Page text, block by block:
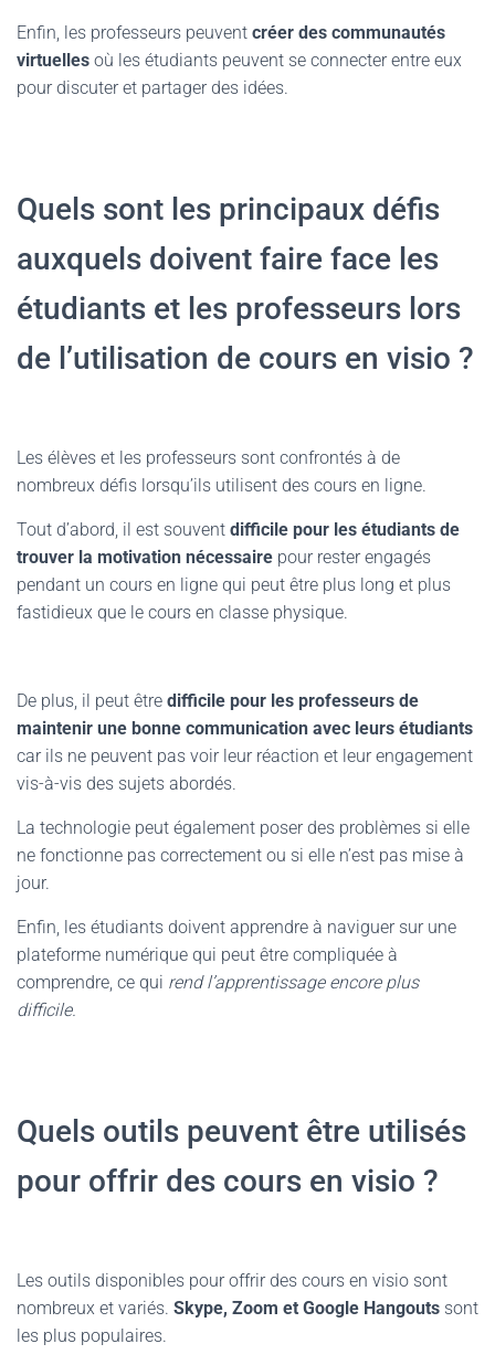
Enfin, les professeurs peuvent créer des communautés
virtuelles où les étudiants peuvent se connecter entre eux
pour discuter et partager des idées.
Quels sont les principaux défis
auxquels doivent faire face les
étudiants et les professeurs lors
de l’utilisation de cours en visio ?
Les élèves et les professeurs sont confrontés à de
nombreux défis lorsqu’ils utilisent des cours en ligne.
Tout d’abord, il est souvent difficile pour les étudiants de
trouver la motivation nécessaire pour rester engagés
pendant un cours en ligne qui peut être plus long et plus
fastidieux que le cours en classe physique.
De plus, il peut être difficile pour les professeurs de
maintenir une bonne communication avec leurs étudiants
car ils ne peuvent pas voir leur réaction et leur engagement
vis-à-vis des sujets abordés.
La technologie peut également poser des problèmes si elle
ne fonctionne pas correctement ou si elle n’est pas mise à
jour.
Enfin, les étudiants doivent apprendre à naviguer sur une
plateforme numérique qui peut être compliquée à
comprendre, ce qui rend l’apprentissage encore plus
difficile.
Quels outils peuvent être utilisés
pour offrir des cours en visio ?
Les outils disponibles pour offrir des cours en visio sont
nombreux et variés. Skype, Zoom et Google Hangouts sont
les plus populaires.